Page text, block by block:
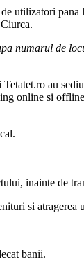
utilizatori
numarul de
au
online si
inainte de
si atragerea
banii.